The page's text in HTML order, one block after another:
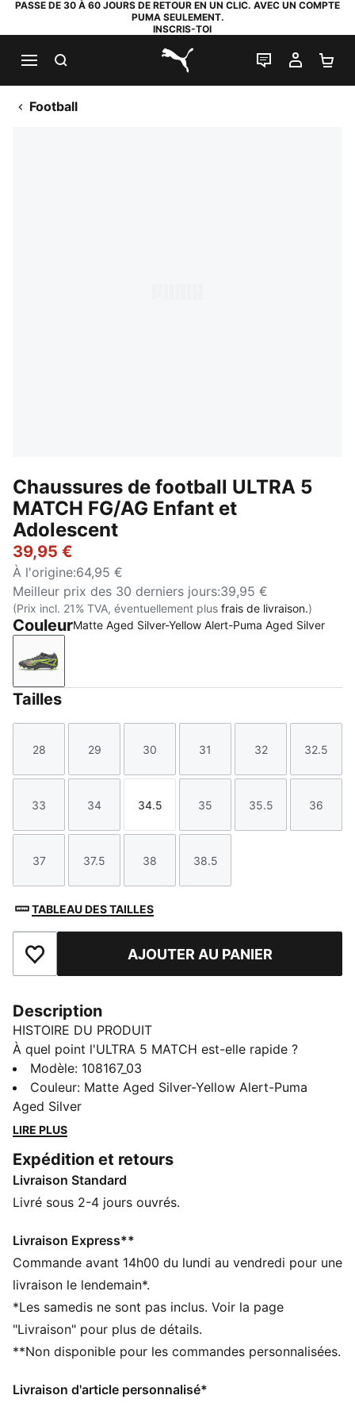
PASSE DE 30 À 60 JOURS DE RETOUR EN UN CLIC. AVEC UN COMPTE
PUMA SEULEMENT.
INSCRIS-TOI
PUMA.com
LIVE CHAT
MON
Football
Chaussures de football ULTRA 5
MATCH FG/AG Enfant et
Adolescent
39,95 €
À l'origine:64,95 €
Meilleur prix des 30 derniers jours:39,95 €
(Prix incl. 21% TVA, éventuellement plus frais de livraison.)
CouleurMatte Aged Silver-Yellow Alert-Puma Aged Silver
Matte Aged Silver-Yellow Alert-Puma Aged Silver
Tailles
Taille
28
Taille
29
Taille
30
Taille
31
Taille
32
Taille
32.5
Taille
33
Taille
34
Taille
34.5
Taille
35
Taille
35.5
Taille
36
Taille
37
Taille
37.5
Taille
38
Taille
38.5
TABLEAU DES TAILLES
Ajouter aux favorisAJOUTER AU PANIER
Description
HISTOIRE DU PRODUIT
À quel point l'ULTRA 5 MATCH est-elle rapide ?
Attache ta ceinture et libère ta vitesse sur les terrains
fermes ou synthétiques grâce aux dernières
innovations de PUMA. Technologie SPEEDSYSTEM
pour une accélération rapide, revêtement GripControl
légère : ces chaussures sont conçues pour offrir des
performances qui changent la donne.
CARACTÉRISTIQUES + AVANTAGES
SPEEDSYSTEM CARBON de PUMA associe des fibres
de carbone élastiques pour une propulsion optimale, à
un placement et une orientation innovants des
ADHÉRENCE : les crampons FastTrax de PUMA sont
complétés par des crampons plus arrondis sur les
côtés, pour une adhérence optimale sur les terrains
STABILITÉ : le renfort léger stabilise le pied à l’intérieur
Modèle: 108167_03
Couleur: Matte Aged Silver-Yellow Alert-Puma
Aged Silver
LIRE PLUS
Expédition et retours
Livraison Standard
Livré sous 2-4 jours ouvrés.
Livraison Express**
Commande avant 14h00 du lundi au vendredi pour une
livraison le lendemain*.
*Les samedis ne sont pas inclus. Voir la page
"Livraison" pour plus de détails.
**Non disponible pour les commandes personnalisées.
Livraison d'article personnalisé*